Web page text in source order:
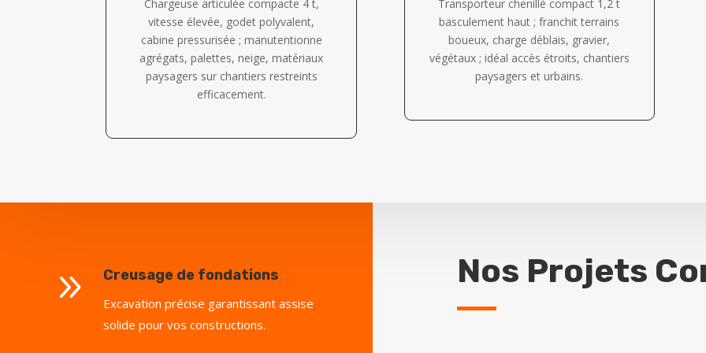
Chargeuse articulée compacte 4 t,
vitesse élevée, godet polyvalent,
cabine pressurisée ; manutentionne
agrégats, palettes, neige, matériaux
paysagers sur chantiers restreints
efficacement.
Transporteur chenillé compact 1,2 t
basculement haut ; franchit terrains
boueux, charge déblais, gravier,
végétaux ; idéal accès étroits, chantiers
paysagers et urbains.
9 Creusage de fondations
Excavation précise garantissant assise
solide pour vos constructions.
Nos Projets